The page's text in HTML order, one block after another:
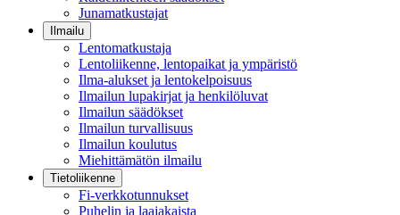
Junamatkustajat
Ilmailu
Lentomatkustaja
Lentoliikenne, lentopaikat ja ympäristö
Ilma-alukset ja lentokelpoisuus
Ilmailun lupakirjat ja henkilöluvat
Ilmailun säädökset
Ilmailun turvallisuus
Ilmailun koulutus
Miehittämätön ilmailu
Tietoliikenne
Fi-verkkotunnukset
Puhelin ja laajakaista